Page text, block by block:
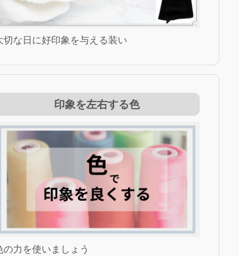
切な日に好印象を与える装い
印象を左右する色
の力を使いましょう